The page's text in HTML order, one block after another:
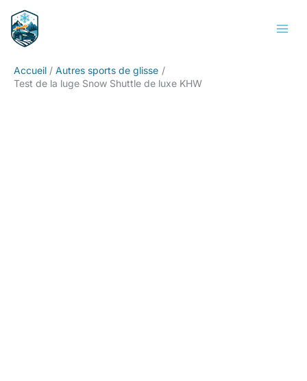
contenu
Accueil
Autres sports de glisse
Test de la luge Snow Shuttle de luxe KHW
Rechercher